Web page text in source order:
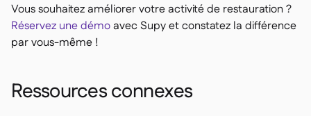
Vous souhaitez améliorer votre activité de restauration ?
Réservez une démoavec Supy et constatez la différence
par vous-même !
Ressources connexes